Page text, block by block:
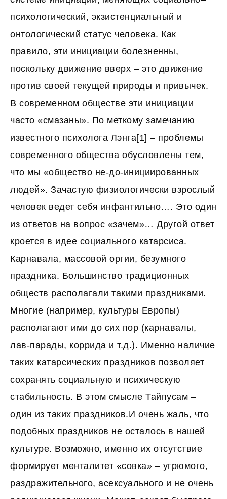
психологический, экзистенциальный и
онтологический статус человека. Как
правило, эти инициации болезненны,
поскольку движение вверх – это движение
против своей текущей природы и привычек.
В современном обществе эти инициации
часто «смазаны». По меткому замечанию
известного психолога Лэнга[1] – проблемы
современного общества обусловлены тем,
что мы «общество не-до-инициированных
людей». Зачастую физиологически взрослый
человек ведет себя инфантильно…. Это один
из ответов на вопрос «зачем»… Другой ответ
кроется в идее социального катарсиса.
Карнавала, массовой оргии, безумного
праздника. Большинство традиционных
обществ располагали такими праздниками.
Многие (например, культуры Европы)
располагают ими до сих пор (карнавалы,
лав-парады, коррида и т.д.). Именно наличие
таких катарсических праздников позволяет
сохранять социальную и психическую
стабильность. В этом смысле Тайпусам –
один из таких праздников.И очень жаль, что
подобных праздников не осталось в нашей
культуре. Возможно, именно их отсутствие
формирует менталитет «совка» – угрюмого,
раздражительного, асексуального и не очень